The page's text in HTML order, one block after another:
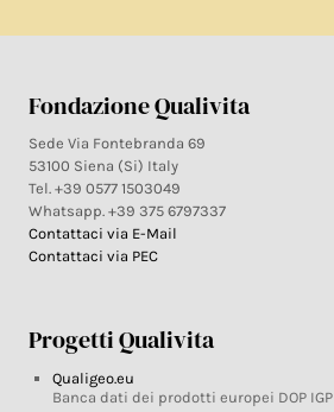
Fondazione Qualivita
Sede Via Fontebranda 69
53100 Siena (Si) Italy
Tel. +39 0577 1503049
Whatsapp. +39 375 6797337
Contattaci via E-Mail
Contattaci via PEC
Progetti Qualivita
Qualigeo.eu
Banca dati dei prodotti europei DOP IGP